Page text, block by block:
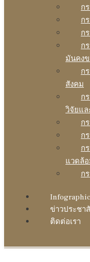
ก
ก
ก
ก
มันคง
ก
สังคม
ก
วิจัยแ
ก
ก
ก
แวดล้
ก
Infographic
ข่าวประชา
ติดต่อเรา